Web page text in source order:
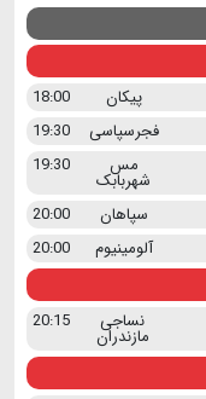
پیکان
18:00
فجرسپاسی
19:30
مس
شهربابک
19:30
سپاهان
20:00
آلومینیوم 20:00
نساجی
مازندران
20:15